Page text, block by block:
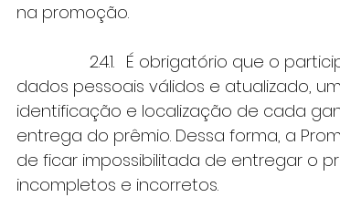
na promoção.
dados pessoais válidos e atualizado,
identificação e localização de cada
entrega do prêmio. Dessa forma, a
de ficar impossibilitada de entregar o
incompletos e incorretos.